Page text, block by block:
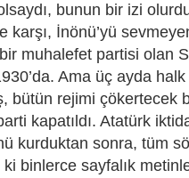
bunun bir izi
karşı, İnönü’yü
muhalefet partisi olan
Ama üç ayda
bütün rejimi çökertecek
kapatıldı. Atatürk
kurduktan sonra, tüm
binlerce sayfalık